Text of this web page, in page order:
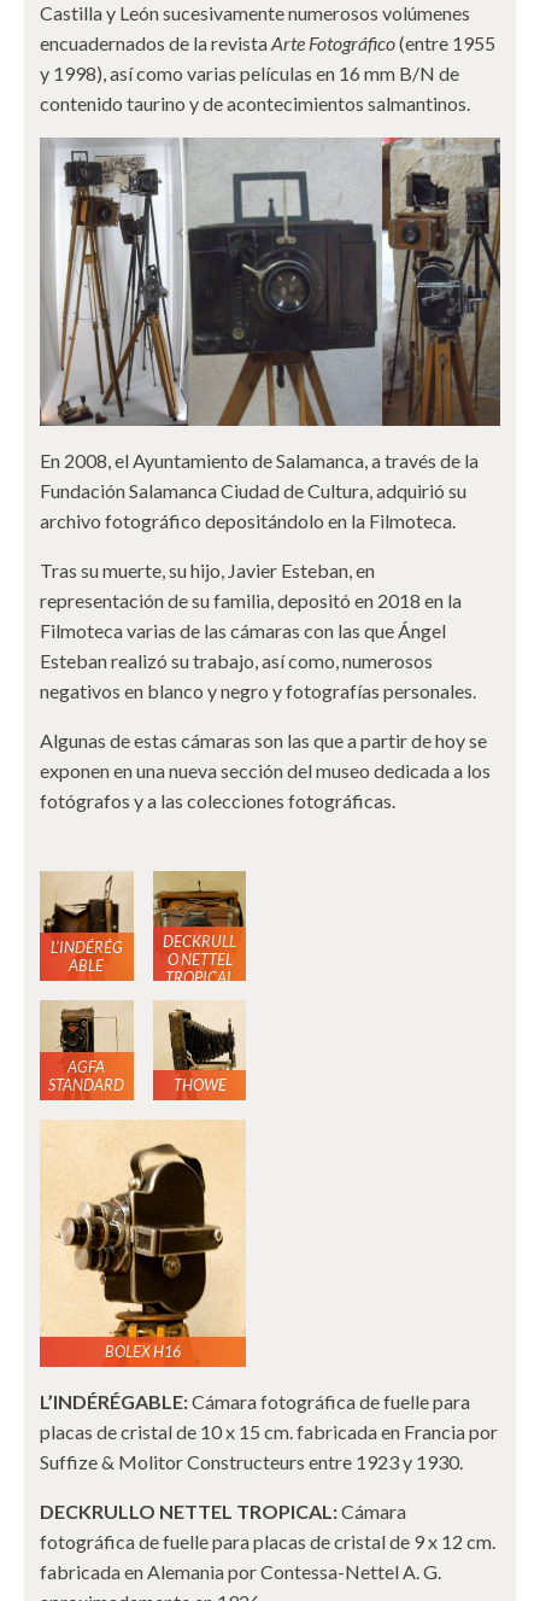
Castilla y León sucesivamente numerosos volúmenes
encuadernados de la revistaArte Fotográfico(entre 1955
y 1998), así como varias películas en 16 mm B/N de
contenido taurino y de acontecimientos salmantinos.
En 2008, el Ayuntamiento de Salamanca, a través de la
Fundación Salamanca Ciudad de Cultura, adquirió su
archivo fotográfico depositándolo en la Filmoteca.
Tras su muerte, su hijo, Javier Esteban, en
representación de su familia, depositó en 2018 en la
Filmoteca varias de las cámaras con las que Ángel
Esteban realizó su trabajo, así como, numerosos
negativos en blanco y negro y fotografías personales.
Algunas de estas cámaras son las que a partir de hoy se
exponen en una nueva sección del museo dedicada a los
fotógrafos y a las colecciones fotográficas.
L’INDÉRÉG
ABLE
DECKRULL
O NETTEL
TROPICAL
AGFA
STANDARD
THOWE
BOLEX H16
L’INDÉRÉGABLE:Cámara fotográfica de fuelle para
placas de cristal de 10 x 15 cm. fabricada en Francia por
Suffize & Molitor Constructeurs entre 1923 y 1930.
DECKRULLO NETTEL TROPICAL:Cámara
fotográfica de fuelle para placas de cristal de 9 x 12 cm.
fabricada en Alemania por Contessa-Nettel A. G.